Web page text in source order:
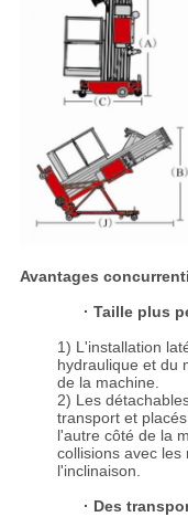
Avantages
· Taille plus
1) L'installation
hydraulique et du
de la machine.
2) Les
transport et
l'autre côté de la
collisions avec
l'inclinaison.
· Des